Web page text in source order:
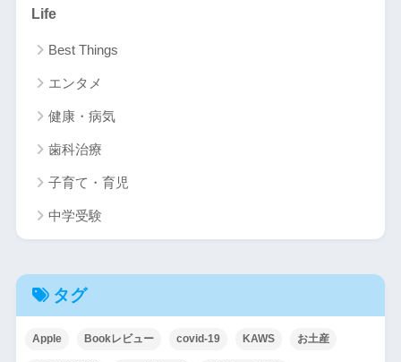
Life
Best Things
エンタメ
健康・病気
歯科治療
子育て・育児
中学受験
タグ
Apple Bookレビュー covid-19 KAWS お土産